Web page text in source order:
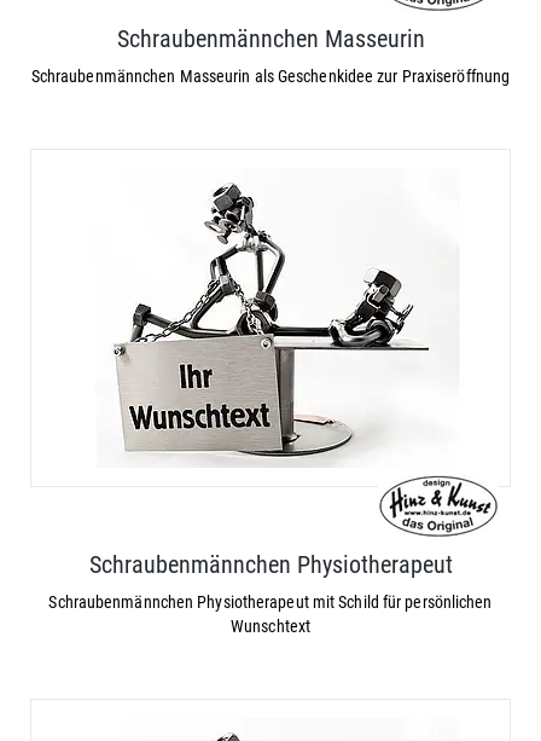
Schraubenmännchen Masseurin
Schraubenmännchen Masseurin als Geschenkidee zur Praxiseröffnung
Schraubenmännchen Physiotherapeut
Schraubenmännchen Physiotherapeut mit Schild für persönlichen
Wunschtext